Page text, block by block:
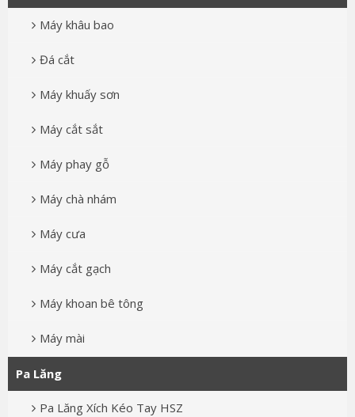
Máy khâu bao
Đá cắt
Máy khuấy sơn
Máy cắt sắt
Máy phay gỗ
Máy chà nhám
Máy cưa
Máy cắt gạch
Máy khoan bê tông
Máy mài
Pa Lăng
Pa Lăng Xích Kéo Tay HSZ